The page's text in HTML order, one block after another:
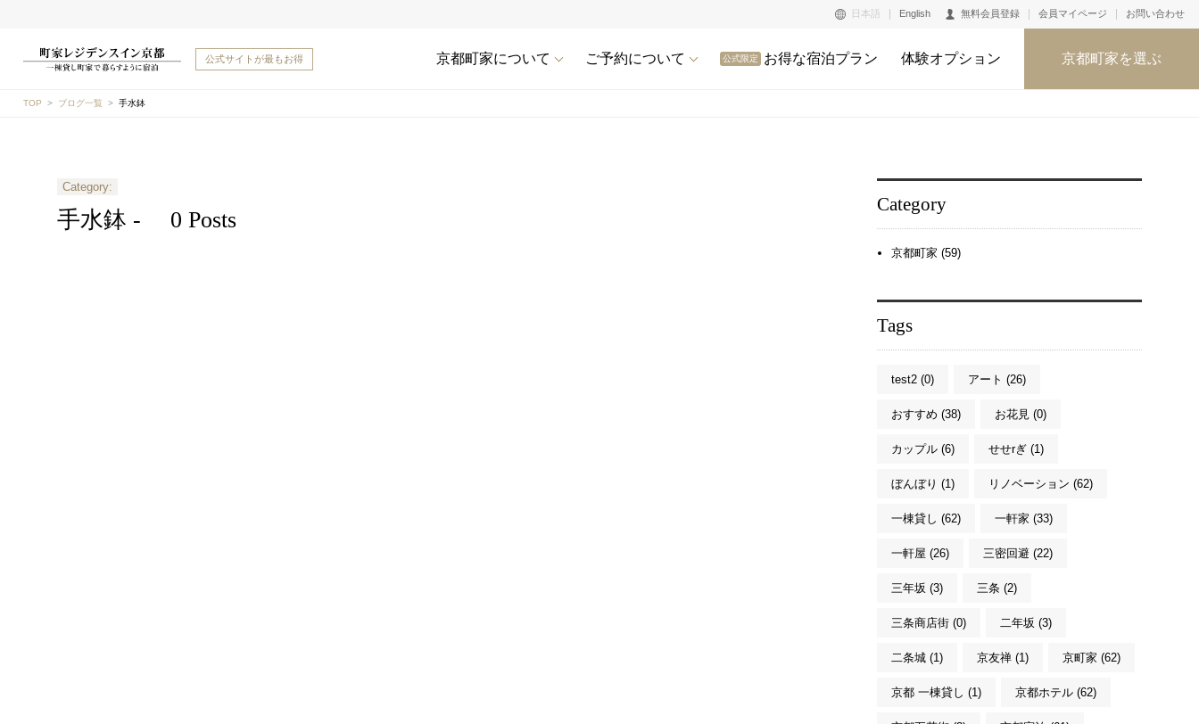
日本語 English 無料会員登録 会員マイページ お問い合わせ
公式サイトが最もお得 京都町家について ご予約について 公式限定 お得な宿泊プラン 体験オプション 京都町家を選ぶ
TOP ブログ一覧 手水鉢
Category:
手水鉢 - 0 Posts
Category
京都町家 (59)
Tags
test2 (0) アート (26)
おすすめ (38) お花見 (0)
カップル (6) せせrぎ (1)
ぼんぼり (1) リノベーション (62)
一棟貸し (62) 一軒家 (33)
一軒屋 (26) 三密回避 (22)
三年坂 (3) 三条 (2)
三条商店街 (0) 二年坂 (3)
二条城 (1) 京友禅 (1) 京町家 (62)
京都 一棟貸し (1) 京都ホテル (62)